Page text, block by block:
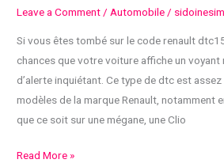
Leave a Comment / Automobile /
Si vous êtes tombé sur le code renault
chances que votre voiture affiche un voyant
d’alerte inquiétant. Ce type de dtc est
modèles de la marque Renault, notamment
que ce soit sur une mégane, une Clio
Renault
Read More »